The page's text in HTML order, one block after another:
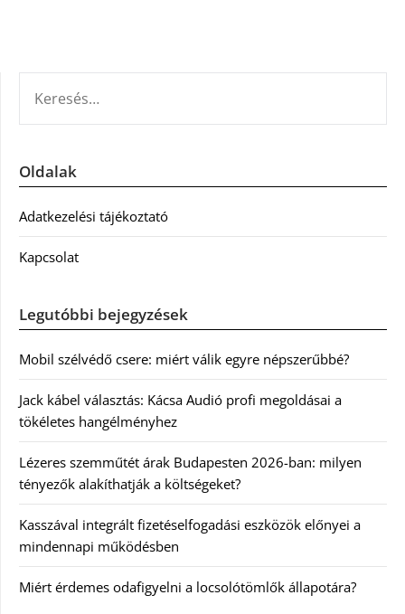
Oldalak
Adatkezelési tájékoztató
Kapcsolat
Legutóbbi bejegyzések
Mobil szélvédő csere: miért válik egyre népszerűbbé?
Jack kábel választás: Kácsa Audió profi megoldásai a
tökéletes hangélményhez
Lézeres szemműtét árak Budapesten 2026-ban: milyen
tényezők alakíthatják a költségeket?
Kasszával integrált fizetéselfogadási eszközök előnyei a
mindennapi működésben
Miért érdemes odafigyelni a locsolótömlők állapotára?